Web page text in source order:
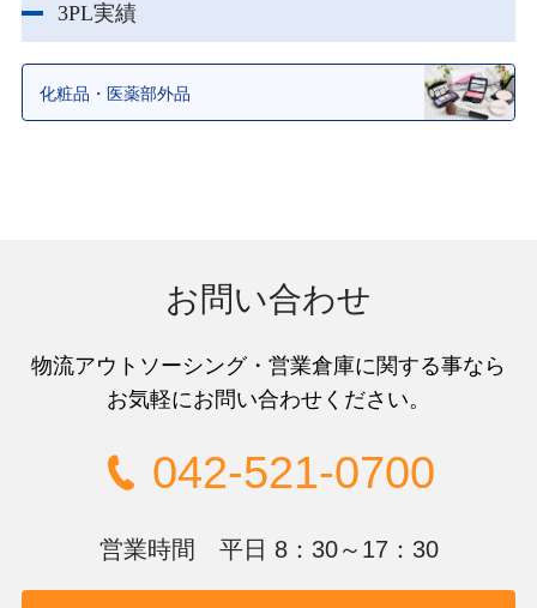
3PL実績
化粧品・医薬部外品
お問い合わせ
物流アウトソーシング・ 営業倉庫に関する事なら
お気軽にお問い合わせください。
042-521-0700
営業時間 平日 8：30～17：30